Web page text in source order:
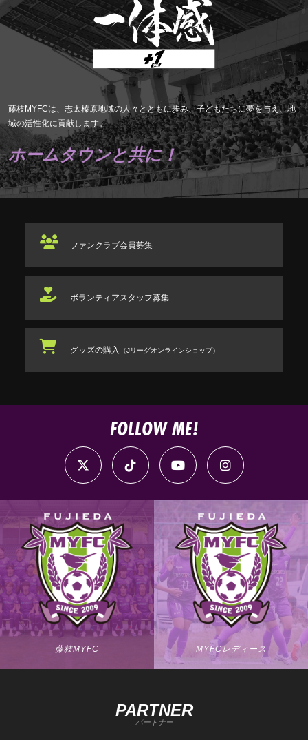
藤枝MYFCは、志太榛原地域の人々とともに歩み、子どもたちに夢を与え、地
域の活性化に貢献します。
ホームタウンと共に！
ファンクラブ会員募集
ボランティアスタッフ募集
グッズの購入 （Jリーグオンラインショップ）
FOLLOW ME!
藤枝MYFC MYFCレディース
PARTNER
パートナー